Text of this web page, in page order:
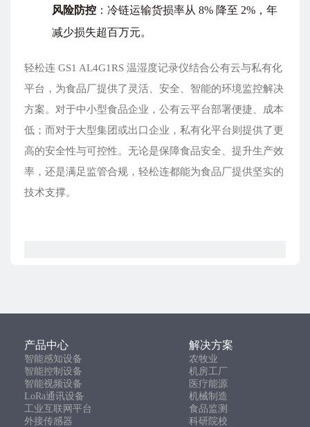
风险防控 ：冷链运输货损率从 8% 降至 2%，年
减少损失超百万元。
轻松连 GS1 AL4G1RS 温湿度记录仪结合公有云与私有化
平台，为食品厂提供了灵活、安全、智能的环境监控解决
方案。对于中小型食品企业，公有云平台部署便捷、成本
低；而对于大型集团或出口企业，私有化平台则提供了更
高的安全性与可控性。无论是保障食品安全、提升生产效
率，还是满足监管合规，轻松连都能为食品厂提供坚实的
技术支撑。
产品中心 解决方案
智能感知设备
农牧业
智能控制设备
机房工厂
智能视频设备
医疗能源
LoRa通讯设备
机械制造
工业互联网平台
食品监测
外接传感器
科研院校